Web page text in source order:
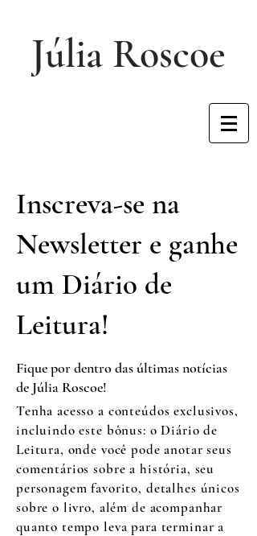
Júlia Roscoe
Inscreva-se na
Newsletter e ganhe
um Diário de
Leitura!
Fique por dentro das últimas notícias
de Júlia Roscoe!
Tenha acesso a conteúdos exclusivos,
incluindo este bônus: o Diário de
Leitura, onde você pode anotar seus
comentários sobre a história, seu
personagem favorito, detalhes únicos
sobre o livro, além de acompanhar
quanto tempo leva para terminar a